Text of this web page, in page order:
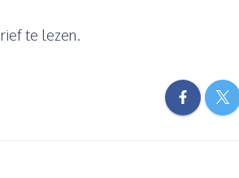
te lezen.